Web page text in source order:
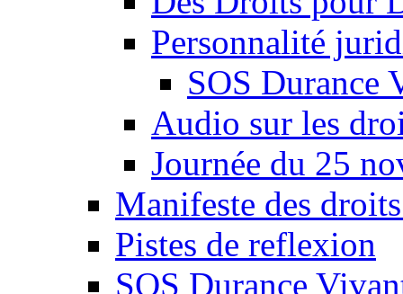
Personnalité
SOS Durance
Audio sur les
Journée du 25
Manifeste des
Pistes de reflexion
SOS Durance